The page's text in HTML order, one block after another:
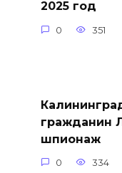
2025 год
0 351
гражданин
шпионаж
0 334